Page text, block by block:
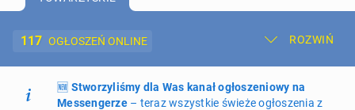
117 OGŁOSZEŃ ONLINE ROZWIŃ
Dodaj ogłoszenie Moje ogłoszenia
🆕 Stworzyliśmy dla Was kanał ogłoszeniowy na
Messengerze– teraz wszystkie świeże ogłoszenia z